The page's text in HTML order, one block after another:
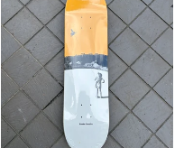
SKATE
CO.]
Román
González
“Kite”
-
8.25”